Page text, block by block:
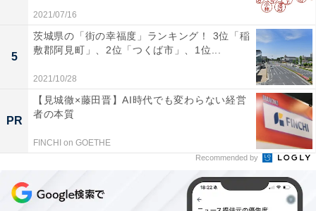
本金は1億円を超えているほどの規模です。家電事業に
も進出しており、2012年に他社でリストラされた技術者
を積極的に受け入れたことも話題になりました。
＞20～1位の結果を見る
・
関東甲信越地方の「新卒就職企業」人気ランキング！ 2
2021/07/16
5
茨城県の「街の幸福度」ランキング！ 3位「稲
敷郡阿見町」、2位「つくば市」、1位...
2021/10/28
PR
【見城徹×藤田晋】AI時代でも変わらない経営
者の本質
FINCHI on GOETHE
Recommended by